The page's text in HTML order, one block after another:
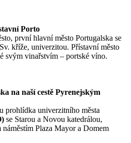
Porto
první hlavní město Portugalska se
kříže, univerzitou. Přístavní město
svým vinařstvím – portské víno.
na naší cestě Pyrenejským
prohlídka univerzitního města
se Starou a Novou katedrálou,
Plaza Mayor a Domem